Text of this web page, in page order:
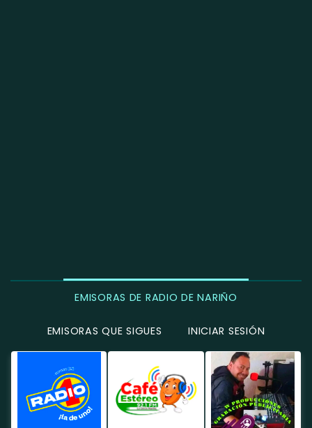
EMISORAS DE RADIO DE NARIÑO
EMISORAS QUE SIGUES INICIAR SESIÓN